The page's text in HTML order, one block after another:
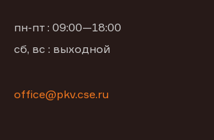
пн-пт : 09:00—18:00
сб, вс : выходной
office@pkv.cse.ru